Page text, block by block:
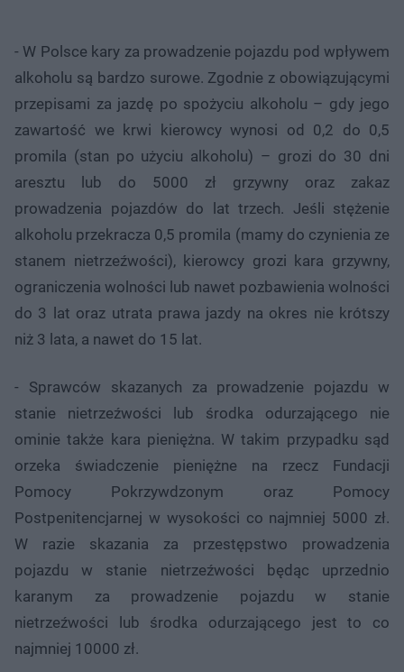
- W Polsce kary za prowadzenie pojazdu pod wpływem
alkoholu są bardzo surowe. Zgodnie z obowiązującymi
przepisami za jazdę po spożyciu alkoholu – gdy jego
zawartość we krwi kierowcy wynosi od 0,2 do 0,5
promila (stan po użyciu alkoholu) – grozi do 30 dni
aresztu lub do 5000 zł grzywny oraz zakaz
prowadzenia pojazdów do lat trzech. Jeśli stężenie
alkoholu przekracza 0,5 promila (mamy do czynienia ze
stanem nietrzeźwości), kierowcy grozi kara grzywny,
ograniczenia wolności lub nawet pozbawienia wolności
do 3 lat oraz utrata prawa jazdy na okres nie krótszy
niż 3 lata, a nawet do 15 lat.
- Sprawców skazanych za prowadzenie pojazdu w
stanie nietrzeźwości lub środka odurzającego nie
ominie także kara pieniężna. W takim przypadku sąd
orzeka świadczenie pieniężne na rzecz Fundacji
Pomocy Pokrzywdzonym oraz Pomocy
Postpenitencjarnej w wysokości co najmniej 5000 zł.
W razie skazania za przestępstwo prowadzenia
pojazdu w stanie nietrzeźwości będąc uprzednio
karanym za prowadzenie pojazdu w stanie
nietrzeźwości lub środka odurzającego jest to co
najmniej 10000 zł.